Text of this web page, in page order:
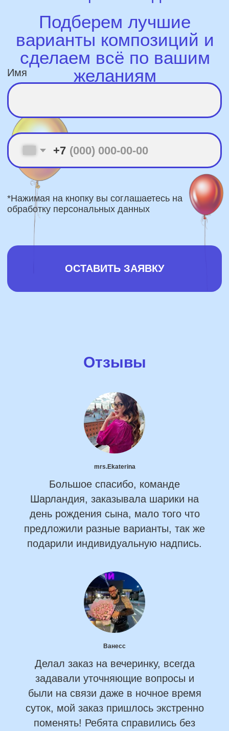
Отзывы
mrs.Ekaterina
Большое спасибо, команде
Шарландия, заказывала шарики на
день рождения сына, мало того что
предложили разные варианты, так же
подарили индивидуальную надпись.
Ванесс
Делал заказ на вечеринку, всегда
задавали уточняющие вопросы и
были на связи даже в ночное время
суток, мой заказ пришлось экстренно
поменять! Ребята справились без